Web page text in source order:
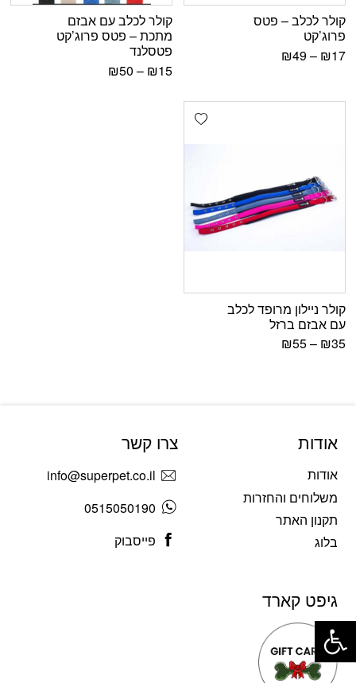
קולר לכלב – פטס
פרוג’קט
₪17
–
₪49
קולר לכלב עם אבזם
מתכת – פטס פרוג’קט
פטסלנד
₪15
–
₪50
Add wishlist
קולר ניילון מרופד לכלב
עם אבזם ברזל
₪35
–
₪55
אודות
אודות
משלוחים והחזרות
תקנון האתר
בלוג
צרו קשר
info@superpet.co.il
0515050190
פייסבוק
גיפט קארד
פתח סרגל נגישות